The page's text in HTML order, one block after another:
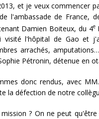
et je veux commencer
l'ambassade de France,
Damien Boiteux, du 4e
visité l'hôpital de Gao et
arrachés,
Pétronin, détenue en
donc rendus, avec
la défection de notre
? On ne peut